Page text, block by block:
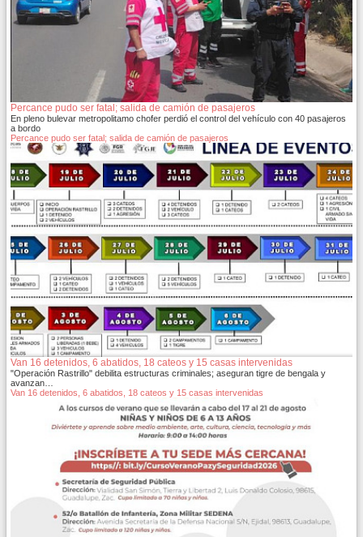
Percance pudo ser fatal; salida de camión de pasajeros
En pleno bulevar metropolitamo chofer perdió el control del vehículo con 40 pasajeros
a bordo
Percance pudo ser fatal; salida de camión de pasajeros
Van 16 detenidos, 6 abatidos, 18 cateos y 15 casas intervenidas
"Operación Rastrillo" debilita estructuras criminales; aseguran tigre de bengala y
avanzan…
Van 16 detenidos, 6 abatidos, 18 cateos y 15 casas intervenidas